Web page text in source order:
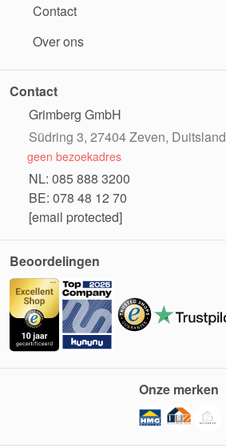
Contact
Over ons
Contact
Grimberg GmbH
Südring 3, 27404 Zeven, Duitsland
geen bezoekadres
NL: 085 888 3200
BE: 078 48 12 70
[email protected]
Beoordelingen
Onze merken